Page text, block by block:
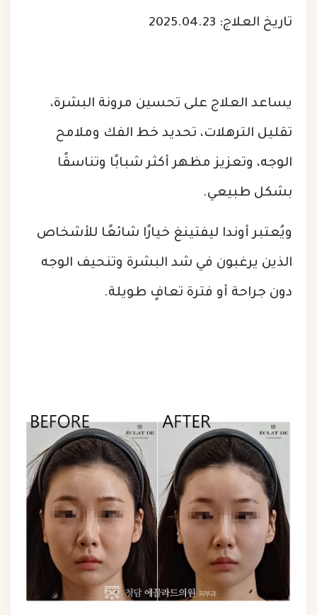
تاريخ العلاج: 2025.04.23
يساعد العلاج على تحسين مرونة البشرة،
تقليل الترهلات، تحديد خط الفك وملامح
الوجه، وتعزيز مظهر أكثر شبابًا وتناسقًا
بشكل طبيعي.
ويُعتبر أوندا ليفتينغ خيارًا شائعًا للأشخاص
الذين يرغبون في شد البشرة وتنحيف الوجه
دون جراحة أو فترة تعافٍ طويلة.